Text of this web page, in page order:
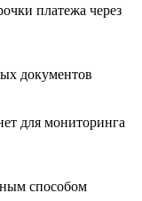
платежа через
документов
для мониторинга
способом